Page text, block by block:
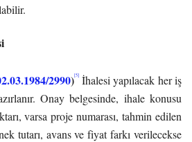
2990)[5]İhalesi yapılacak her iş
Onay belgesinde, ihale konusu
varsa proje numarası, tahmin edilen
tutarı, avans ve fiyat farkı verilecekse